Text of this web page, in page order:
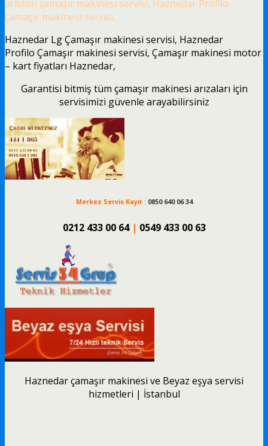
ariston çamaşır makinesi servisi, Haznedar Profilo
çamaşır makinesi servisi,
Haznedar Lg Çamaşır makinesi servisi, Haznedar
Profilo Çamaşır makinesi servisi, Çamaşır makinesi motor
– kart fiyatları Haznedar,
Garantisi bitmiş tüm çamaşır makinesi arızaları için
servisimizi güvenle arayabilirsiniz
Merkez Servis Kayıt : 0850 640 06 34
0212 433 00 64 | 0549 433 00 63
Haznedar çamaşır makinesi ve Beyaz eşya servisi
hizmetleri | İstanbul